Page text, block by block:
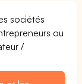
sociétés
ou
/